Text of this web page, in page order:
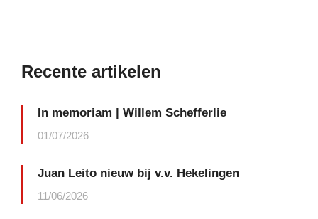
Recente artikelen
In memoriam | Willem Schefferlie
01/07/2026
Juan Leito nieuw bij v.v. Hekelingen
11/06/2026